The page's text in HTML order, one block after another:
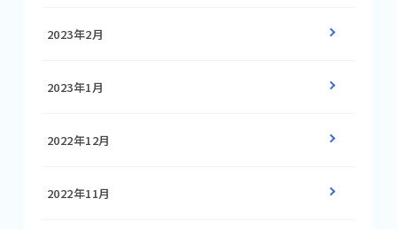
2023年2月
2023年1月
2022年12月
2022年11月